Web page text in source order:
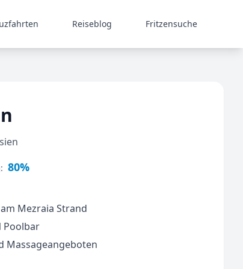
Reiseblog Fritzensuche
80%
Mezraia Strand
Poolbar
Massageangeboten